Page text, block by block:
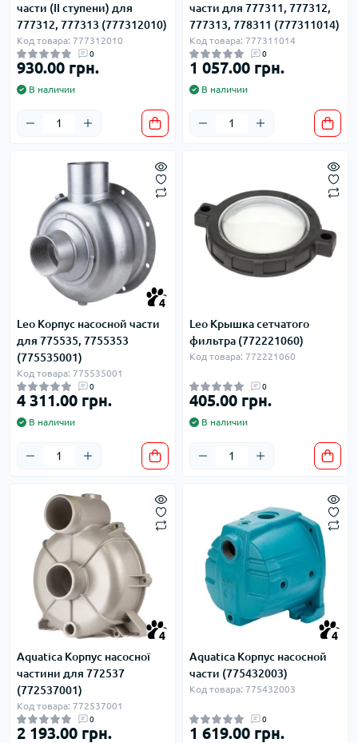
части (II ступени) для
777312, 777313 (777312010)
Код товара: 777312010
0
930.00 грн.
В наличии
части для 777311, 777312,
777313, 778311 (777311014)
Код товара: 777311014
0
1 057.00 грн.
В наличии
4
Leo Корпус насосной части
для 775535, 7755353
(775535001)
Код товара: 775535001
0
4 311.00 грн.
В наличии
Leo Крышка сетчатого
фильтра (772221060)
Код товара: 772221060
0
405.00 грн.
В наличии
4
Aquatica Корпус насосної
частини для 772537
(772537001)
Код товара: 772537001
0
2 193.00 грн.
4
Aquatica Корпус насосной
части (775432003)
Код товара: 775432003
0
1 619.00 грн.